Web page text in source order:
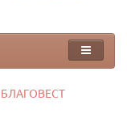
БЛАГОВЕСТ